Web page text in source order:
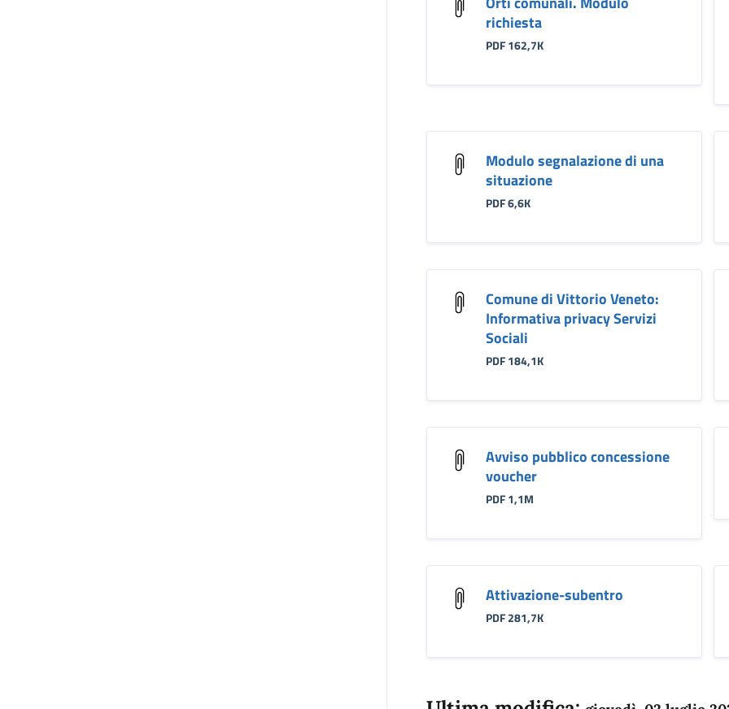
richiesta
PDF 162,7K
Modulo segnalazione di una
situazione
PDF 6,6K
Comune di Vittorio Veneto:
Informativa privacy Servizi
Sociali
PDF 184,1K
Avviso pubblico concessione
voucher
PDF 1,1M
Attivazione-subentro
PDF 281,7K